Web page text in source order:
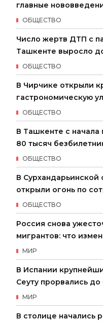
главные
ОБЩЕСТВО
Число жертв ДТП с
Ташкенте выросло
ОБЩЕСТВО
В Чирчике открыли
гастрономическую
ОБЩЕСТВО
В Ташкенте с
80 тысяч
ОБЩЕСТВО
В Сурхандарьинской
открыли огонь по
ОБЩЕСТВО
Россия снова
мигрантов: что
МИР
В Испании
Сеуту прорвались
МИР
В столице начались